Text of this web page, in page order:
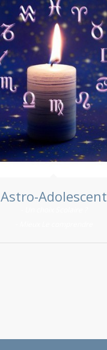
Astro-Adolescent